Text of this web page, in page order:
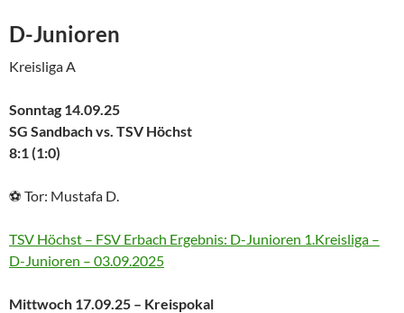
D-Junioren
Kreisliga A
Sonntag 14.09.25
SG Sandbach vs. TSV Höchst
8:1 (1:0)
⚽ Tor: Mustafa D.
TSV Höchst – FSV Erbach Ergebnis: D-Junioren 1.Kreisliga –
D-Junioren – 03.09.2025
Mittwoch 17.09.25 – Kreispokal